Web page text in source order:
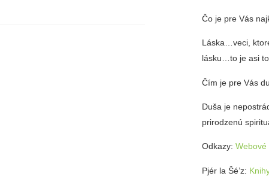
Čo je pre Vás
Láska…veci,
lásku…to je asi
Čím je pre Vás
Duša je
prirodzenú
Odkazy:Webové
Pjér la Šé’z: